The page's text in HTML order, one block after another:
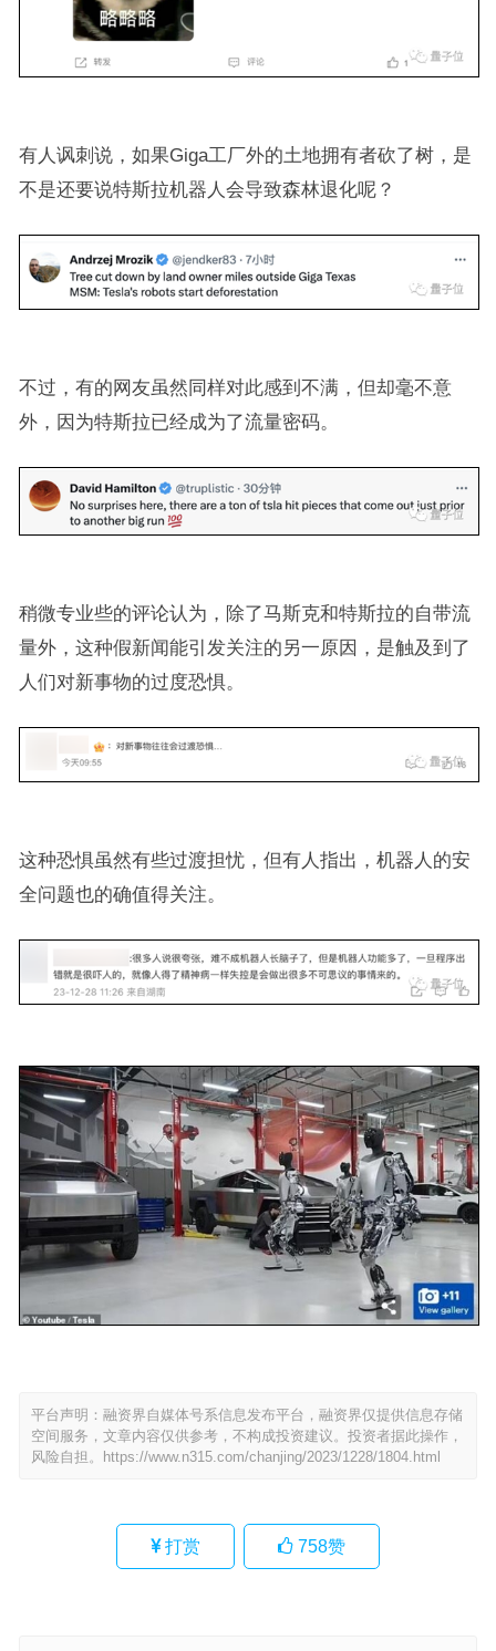
有人讽刺说，如果Giga工厂外的土地拥有者砍了树，是
不是还要说特斯拉机器人会导致森林退化呢？
不过，有的网友虽然同样对此感到不满，但却毫不意
外，因为特斯拉已经成为了流量密码。
稍微专业些的评论认为，除了马斯克和特斯拉的自带流
量外，这种假新闻能引发关注的另一原因，是触及到了
人们对新事物的过度恐惧。
这种恐惧虽然有些过渡担忧，但有人指出，机器人的安
全问题也的确值得关注。
平台声明：融资界自媒体号系信息发布平台，融资界仅提供信息存储
空间服务，文章内容仅供参考，不构成投资建议。投资者据此操作，
风险自担。
https://www.n315.com/chanjing/2023/1228/1804.html
打赏 758赞